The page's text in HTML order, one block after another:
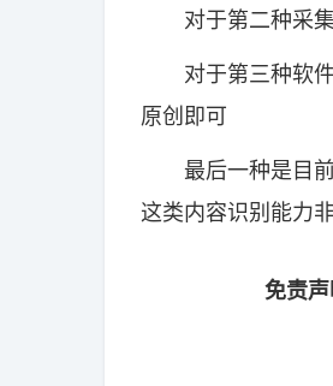
对于第二种采集
对于第三种软件
原创即可
最后一种是目前
这类内容识别能力
免责声